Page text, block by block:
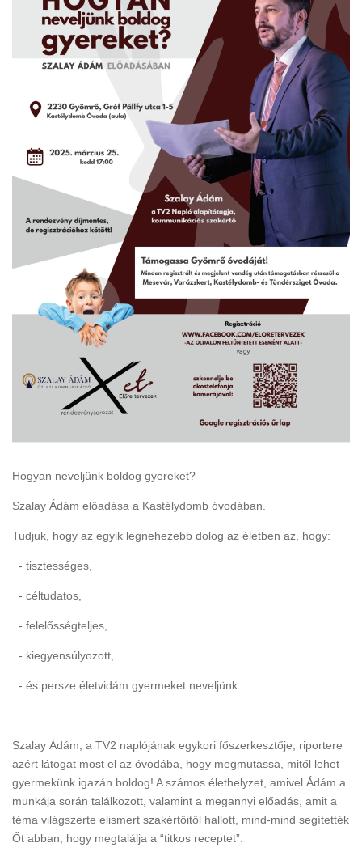
Hogyan neveljünk boldog gyereket?
Szalay Ádám előadása a Kastélydomb óvodában.
Tudjuk, hogy az egyik legnehezebb dolog az életben az, hogy:
- tisztességes,
- céltudatos,
- felelősségteljes,
- kiegyensúlyozott,
- és persze életvidám gyermeket neveljünk.
Szalay Ádám, a TV2 naplójának egykori főszerkesztője, riportere
azért látogat most el az óvodába, hogy megmutassa, mitől lehet
gyermekünk igazán boldog! A számos élethelyzet, amivel Ádám a
munkája során találkozott, valamint a megannyi előadás, amit a
téma világszerte elismert szakértőitől hallott, mind-mind segítették
Őt abban, hogy megtalálja a “titkos receptet”.